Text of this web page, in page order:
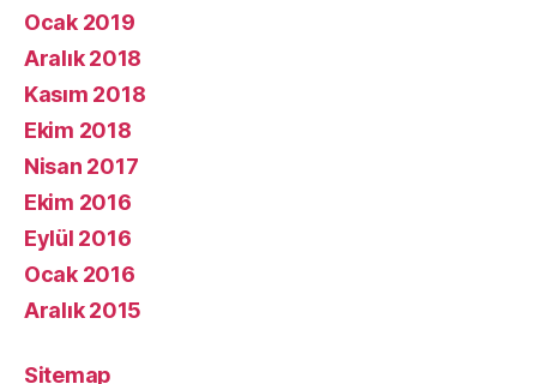
Ocak 2019
Aralık 2018
Kasım 2018
Ekim 2018
Nisan 2017
Ekim 2016
Eylül 2016
Ocak 2016
Aralık 2015
Sitemap